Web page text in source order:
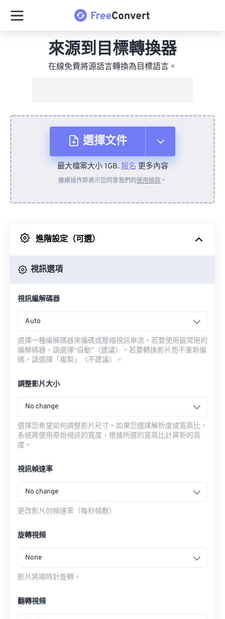
來源到目標轉換器
在線免費將源語言轉換為目標語言。
選擇文件
來自裝置
來自 Google 雲端硬碟
最大檔案大小 1GB.報名更多內容
繼續操作即表示您同意我們的使用條款 。
進階設定（可選）
視訊選項
視訊編解碼器
Auto
選擇一種編解碼器來編碼或壓縮視訊串流。若要使用最常用的
編解碼器，請選擇“自動”（建議）。若要轉換影片而不重新編
碼，請選擇「複製」（不建議）。
調整影片大小
No change
選擇您希望如何調整影片尺寸。如果您選擇解析度或寬高比，
系統將使用原始視訊的寬度，根據所選的寬高比計算新的高
度。
視訊幀速率
No change
更改影片的幀速率（每秒幀數）
旋轉視頻
None
影片將順時針旋轉。
翻轉視頻